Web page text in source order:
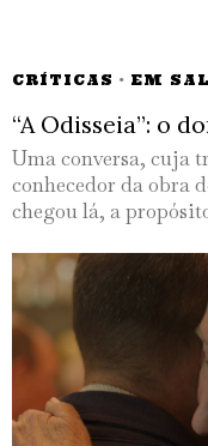
CRÍTICAS · EM
“A Odisseia”: o
Uma conversa, cuja
conhecedor da obra
chegou lá, a